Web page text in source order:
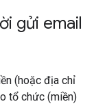
gửi email
(hoặc địa chỉ
tổ chức (miền)